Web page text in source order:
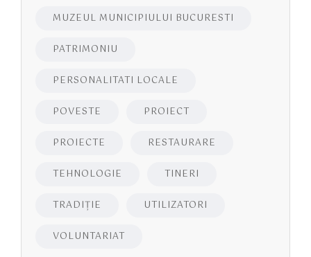
MUZEUL MUNICIPIULUI BUCURESTI
PATRIMONIU
PERSONALITATI LOCALE
POVESTE PROIECT
PROIECTE RESTAURARE
TEHNOLOGIE TINERI
TRADIȚIE UTILIZATORI
VOLUNTARIAT